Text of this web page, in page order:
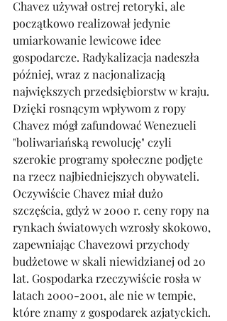
Chavez używał ostrej retoryki, ale
początkowo realizował jedynie
umiarkowanie lewicowe idee
gospodarcze. Radykalizacja nadeszła
później, wraz z nacjonalizacją
największych przedsiębiorstw w kraju.
Dzięki rosnącym wpływom z ropy
Chavez mógł zafundować Wenezueli
"boliwariańską rewolucję" czyli
szerokie programy społeczne podjęte
na rzecz najbiedniejszych obywateli.
Oczywiście Chavez miał dużo
szczęścia, gdyż w 2000 r. ceny ropy na
rynkach światowych wzrosły skokowo,
zapewniając Chavezowi przychody
budżetowe w skali niewidzianej od 20
lat. Gospodarka rzeczywiście rosła w
latach 2000-2001, ale nie w tempie,
które znamy z gospodarek azjatyckich.